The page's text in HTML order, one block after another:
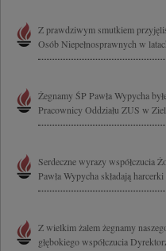
Z prawdziwym smutkiem
Osób Niepełnosprawnych w
Żegnamy ŚP Pawła Wypycha
Pracownicy Oddziału ZUS w
Serdeczne wyrazy współczucia
Pawła Wypycha składają
Z wielkim żalem żegnamy
głębokiego współczucia